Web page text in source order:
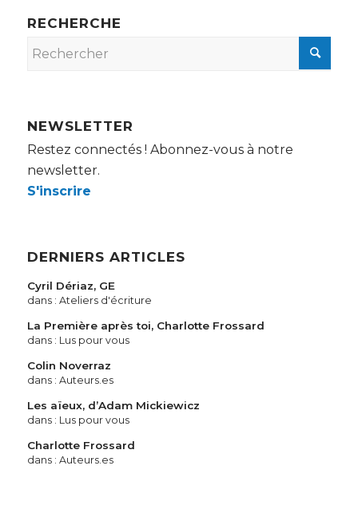
RECHERCHE
NEWSLETTER
Restez connectés ! Abonnez-vous à notre
newsletter.
S'inscrire
DERNIERS ARTICLES
Cyril Dériaz, GE
dans : Ateliers d'écriture
La Première après toi, Charlotte Frossard
dans : Lus pour vous
Colin Noverraz
dans : Auteurs.es
Les aïeux, d’Adam Mickiewicz
dans : Lus pour vous
Charlotte Frossard
dans : Auteurs.es